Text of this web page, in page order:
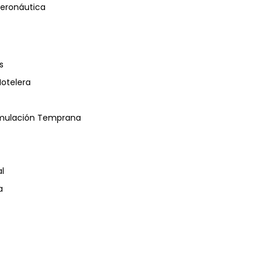
Temprana